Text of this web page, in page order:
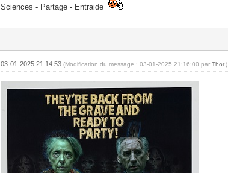
Sciences - Partage - Entraide
03-01-2025 21:14:53(Modification du message : 03-01-2025 21:16:00 parThor.)